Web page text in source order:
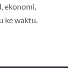
ekonomi,
ke waktu.